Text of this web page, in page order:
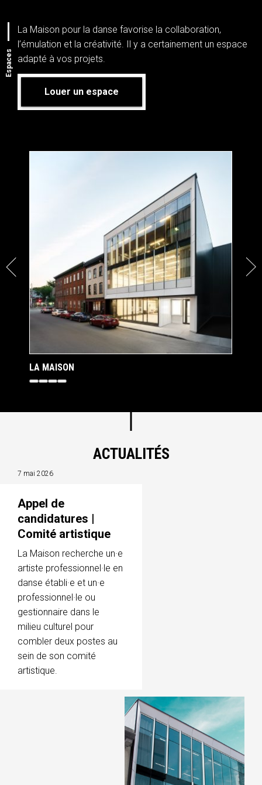
Espaces
La Maison pour la danse favorise la collaboration,
l’émulation et la créativité. Il y a certainement un espace
adapté à vos projets.
Louer un espace
LA MAISON
ACTUALITÉS
7 mai 2026
Appel de
candidatures |
Comité artistique
La Maison recherche un·e
artiste professionnel·le en
danse établi·e et un·e
professionnel·le ou
gestionnaire dans le
milieu culturel pour
combler deux postes au
sein de son comité
artistique.